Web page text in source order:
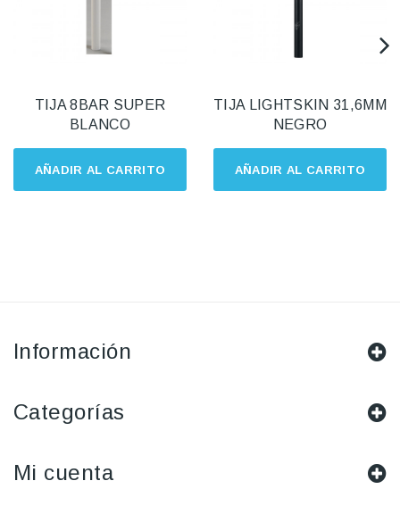
AÑADIR AL CARRITO
TIJA 8BAR SUPER
BLANCO
AÑADIR AL CARRITO
TIJA LIGHTSKIN 31,6MM
NEGRO
Información
Categorías
Mi cuenta